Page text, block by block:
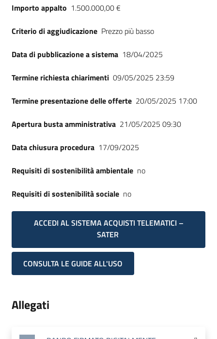
Importo appalto 1.500.000,00 €
Criterio di aggiudicazione Prezzo più basso
Data di pubblicazione a sistema 18/04/2025
Termine richiesta chiarimenti 09/05/2025 23:59
Termine presentazione delle offerte 20/05/2025 17:00
Apertura busta amministrativa 21/05/2025 09:30
Data chiusura procedura 17/09/2025
Requisiti di sostenibilità ambientale no
Requisiti di sostenibilità sociale no
ACCEDI AL SISTEMA ACQUISTI TELEMATICI –
SATER
CONSULTA LE GUIDE ALL'USO
Allegati